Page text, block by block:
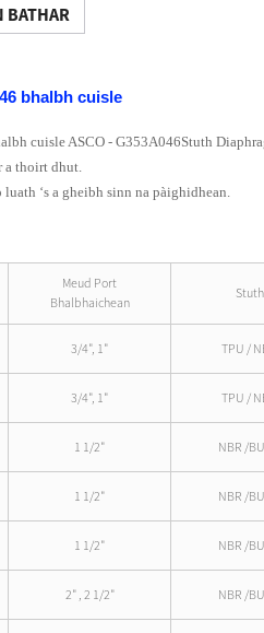
BATHAR
bhalbh cuisle
cuisle ASCO - G353A046Stuth
a thoirt dhut.
‘s a gheibh sinn na pàighidhean.
Meud Port
Bhalbhaichean
Stuth
3/4", 1" TPU /
3/4", 1" TPU /
1 1/2" NBR /
1 1/2" NBR /
1 1/2" NBR /
2" , 2 1/2" NBR /